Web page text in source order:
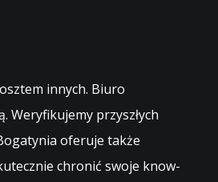
innych. Biuro
przyszłych
oferuje także
chronić swoje know-